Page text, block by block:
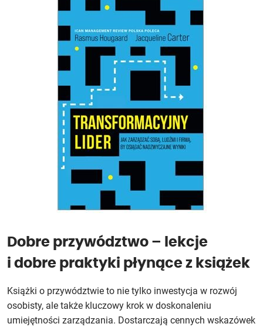
Dobre przywództwo – lekcje
i dobre praktyki płynące z książek
Książki o przywództwie to nie tylko inwestycja w rozwój
osobisty, ale także kluczowy krok w doskonaleniu
umiejętności zarządzania. Dostarczają cennych wskazówek